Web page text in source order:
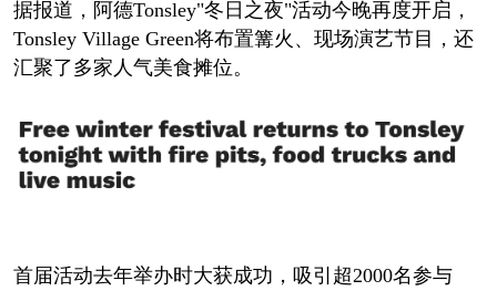
据报道，阿德Tonsley"冬日之夜"活动今晚再度开启，
Tonsley Village Green将布置篝火、现场演艺节目，还
汇聚了多家人气美食摊位。
首届活动去年举办时大获成功，吸引超2000名参与